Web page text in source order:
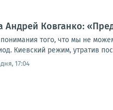
Андрей Ковганко:
того, что мы не
Киевский режим, утратив
17:04